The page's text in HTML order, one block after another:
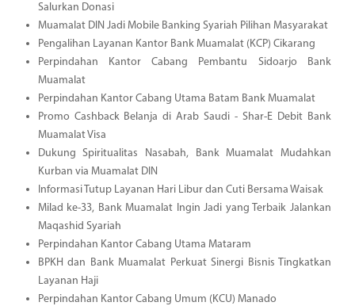
Salurkan Donasi
Muamalat DIN Jadi Mobile Banking Syariah Pilihan Masyarakat
Pengalihan Layanan Kantor Bank Muamalat (KCP) Cikarang
Perpindahan Kantor Cabang Pembantu Sidoarjo Bank
Muamalat
Perpindahan Kantor Cabang Utama Batam Bank Muamalat
Promo Cashback Belanja di Arab Saudi - Shar-E Debit Bank
Muamalat Visa
Dukung Spiritualitas Nasabah, Bank Muamalat Mudahkan
Kurban via Muamalat DIN
Informasi Tutup Layanan Hari Libur dan Cuti Bersama Waisak
Milad ke-33, Bank Muamalat Ingin Jadi yang Terbaik Jalankan
Maqashid Syariah
Perpindahan Kantor Cabang Utama Mataram
BPKH dan Bank Muamalat Perkuat Sinergi Bisnis Tingkatkan
Layanan Haji
Perpindahan Kantor Cabang Umum (KCU) Manado